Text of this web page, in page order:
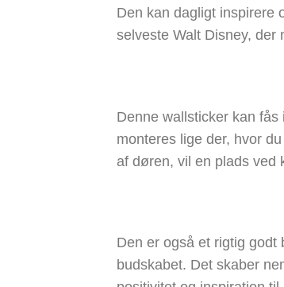
Den kan dagligt inspirere
selveste Walt Disney, der
Denne wallsticker kan
monteres lige der, hvor
af døren, vil en plads
Den er også et rigtig
budskabet. Det skaber